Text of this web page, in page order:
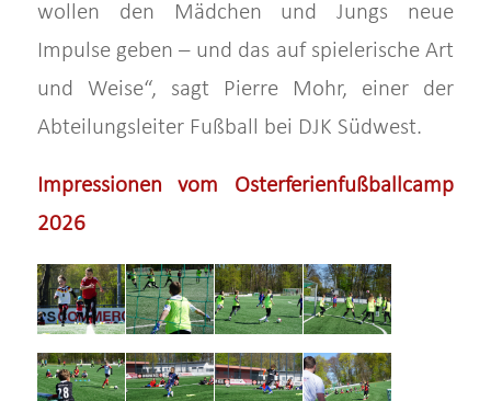
wollen den Mädchen und Jungs neue
Impulse geben – und das auf spielerische Art
und Weise“, sagt Pierre Mohr, einer der
Abteilungsleiter Fußball bei DJK Südwest.
Impressionen vom Osterferienfußballcamp
2026